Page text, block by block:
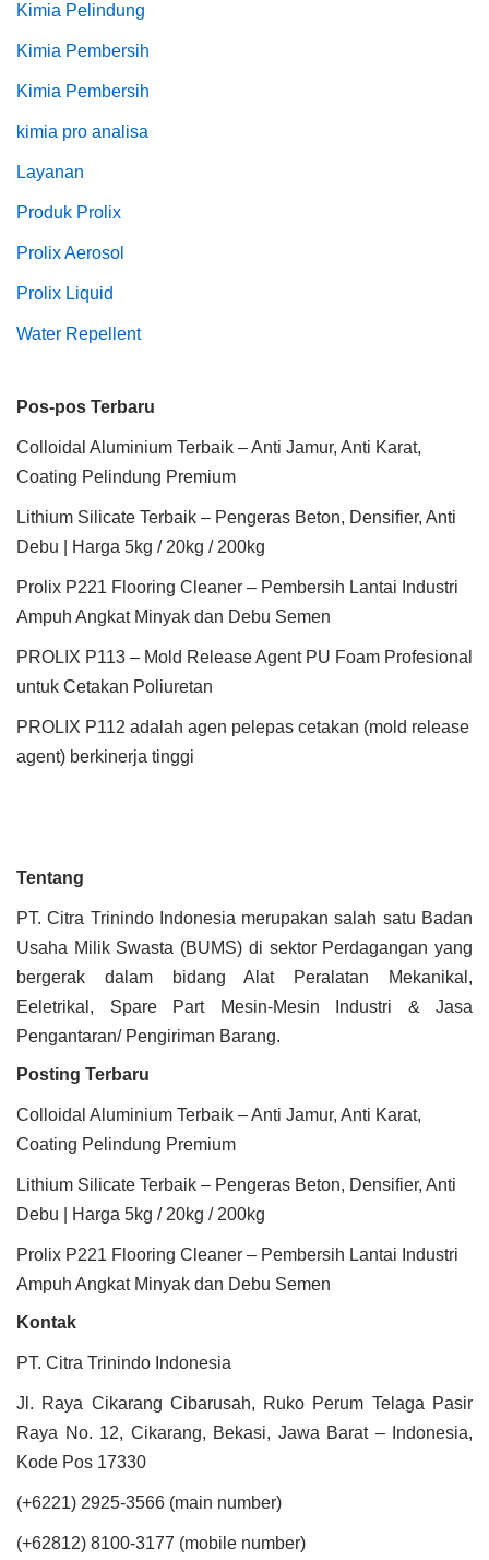
Kimia Pelindung
Kimia Pembersih
Kimia Pembersih
kimia pro analisa
Layanan
Produk Prolix
Prolix Aerosol
Prolix Liquid
Water Repellent
Pos-pos Terbaru
Colloidal Aluminium Terbaik – Anti Jamur, Anti Karat,
Coating Pelindung Premium
Lithium Silicate Terbaik – Pengeras Beton, Densifier, Anti
Debu | Harga 5kg / 20kg / 200kg
Prolix P221 Flooring Cleaner – Pembersih Lantai Industri
Ampuh Angkat Minyak dan Debu Semen
PROLIX P113 – Mold Release Agent PU Foam Profesional
untuk Cetakan Poliuretan
PROLIX P112 adalah agen pelepas cetakan (mold release
agent) berkinerja tinggi
Tentang
PT. Citra Trinindo Indonesia merupakan salah satu Badan
Usaha Milik Swasta (BUMS) di sektor Perdagangan yang
bergerak dalam bidang Alat Peralatan Mekanikal,
Eeletrikal, Spare Part Mesin-Mesin Industri & Jasa
Pengantaran/ Pengiriman Barang.
Posting Terbaru
Colloidal Aluminium Terbaik – Anti Jamur, Anti Karat,
Coating Pelindung Premium
Lithium Silicate Terbaik – Pengeras Beton, Densifier, Anti
Debu | Harga 5kg / 20kg / 200kg
Prolix P221 Flooring Cleaner – Pembersih Lantai Industri
Ampuh Angkat Minyak dan Debu Semen
Kontak
PT. Citra Trinindo Indonesia
Jl. Raya Cikarang Cibarusah, Ruko Perum Telaga Pasir
Raya No. 12, Cikarang, Bekasi, Jawa Barat – Indonesia,
Kode Pos 17330
(+6221) 2925-3566 (main number)
(+62812) 8100-3177 (mobile number)